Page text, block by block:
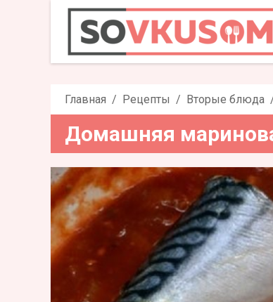
Домашняя
Главная Рецепты Вторые блюда
Домашняя